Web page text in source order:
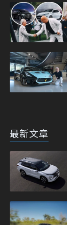
最新文章